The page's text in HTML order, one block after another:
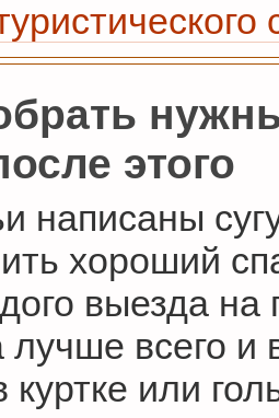
этого
написаны
хороший
выезда
лучше всего и
куртке или